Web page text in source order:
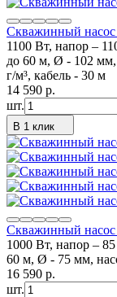
Скважинный
1100 Вт, напор –
до 60 м, Ø - 102 мм,
г/м³, кабель - 30 м
14 590 p.
шт.
В 1 клик
Скважинный
1000 Вт, напор –
60 м, Ø - 75 мм,
16 590 p.
шт.